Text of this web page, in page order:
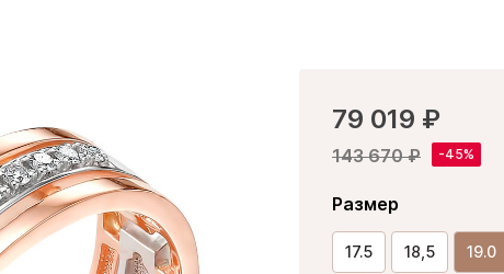
79 019 ₽
143 670 ₽
Размер
17.5 18,5 19.0